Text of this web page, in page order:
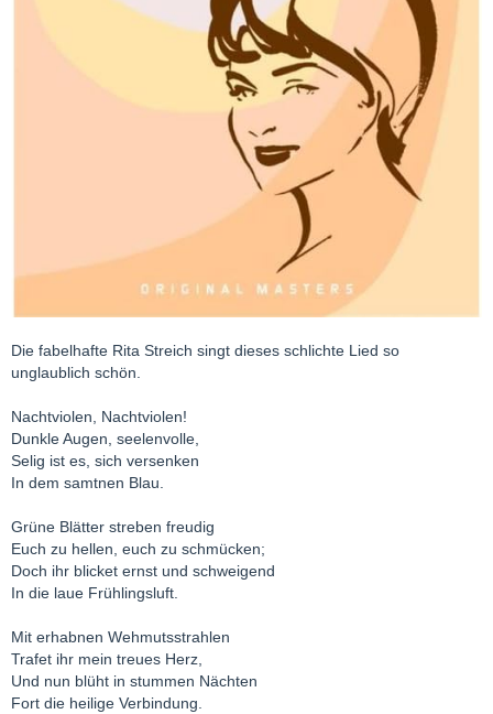
Die fabelhafte Rita Streich singt dieses schlichte Lied so
unglaublich schön.
Nachtviolen, Nachtviolen!
Dunkle Augen, seelenvolle,
Selig ist es, sich versenken
In dem samtnen Blau.
Grüne Blätter streben freudig
Euch zu hellen, euch zu schmücken;
Doch ihr blicket ernst und schweigend
In die laue Frühlingsluft.
Mit erhabnen Wehmutsstrahlen
Trafet ihr mein treues Herz,
Und nun blüht in stummen Nächten
Fort die heilige Verbindung.